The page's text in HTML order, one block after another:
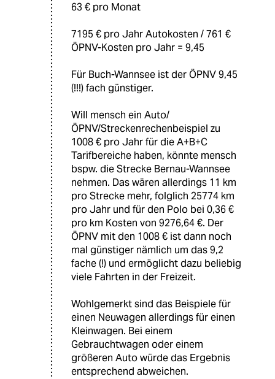
63 € pro Monat
7195 € pro Jahr Autokosten / 761 €
ÖPNV-Kosten pro Jahr = 9,45
Für Buch-Wannsee ist der ÖPNV 9,45
(!!!) fach günstiger.
Will mensch ein Auto/
ÖPNV/Streckenrechenbeispiel zu
1008 € pro Jahr für die A+B+C
Tarifbereiche haben, könnte mensch
bspw. die Strecke Bernau-Wannsee
nehmen. Das wären allerdings 11 km
pro Strecke mehr, folglich 25774 km
pro Jahr und für den Polo bei 0,36 €
pro km Kosten von 9276,64 €. Der
ÖPNV mit den 1008 € ist dann noch
mal günstiger nämlich um das 9,2
fache (!) und ermöglicht dazu beliebig
viele Fahrten in der Freizeit.
Wohlgemerkt sind das Beispiele für
einen Neuwagen allerdings für einen
Kleinwagen. Bei einem
Gebrauchtwagen oder einem
größeren Auto würde das Ergebnis
entsprechend abweichen.